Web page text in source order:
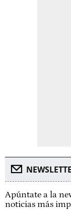
Apúntate a la
noticias más